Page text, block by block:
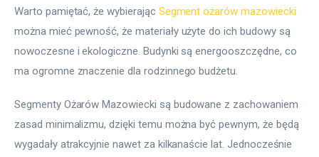
Warto pamiętać, że wybierając Segment ożarów mazowiecki
można mieć pewność, że materiały użyte do ich budowy są
nowoczesne i ekologiczne. Budynki są energooszczędne, co
ma ogromne znaczenie dla rodzinnego budżetu.
Segmenty Ożarów Mazowiecki są budowane z zachowaniem
zasad minimalizmu, dzięki temu można być pewnym, że będą
wygadały atrakcyjnie nawet za kilkanaście lat. Jednocześnie